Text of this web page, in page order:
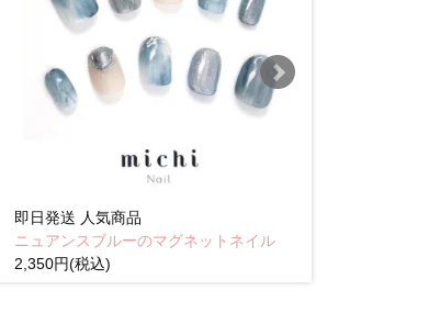
即日発送 人気商品
ニュアンスブルーのマグネットネイル
2,350円(税込)